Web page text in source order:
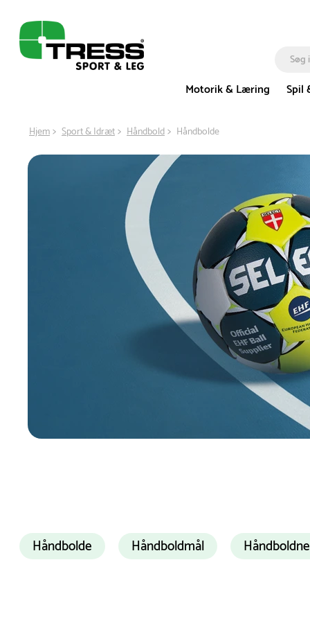
Motorik & Læring
Spil
Hjem Sport & Idræt Håndbold Håndbolde
Håndbold er en dynamisk holdsport, som kræver
Håndbolde Håndboldmål